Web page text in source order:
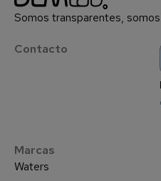
Somos transparentes,
Marcas
Waters
Contacto